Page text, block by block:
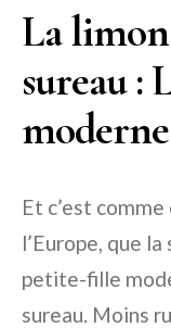
La
sureau :
moderne
Et c’est
l’Europe, que
petite-fille
sureau. Moins